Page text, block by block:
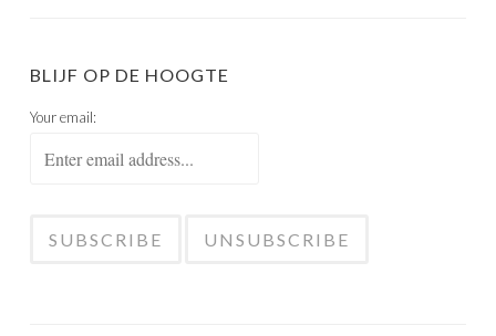
BLIJF OP DE HOOGTE
Your email: